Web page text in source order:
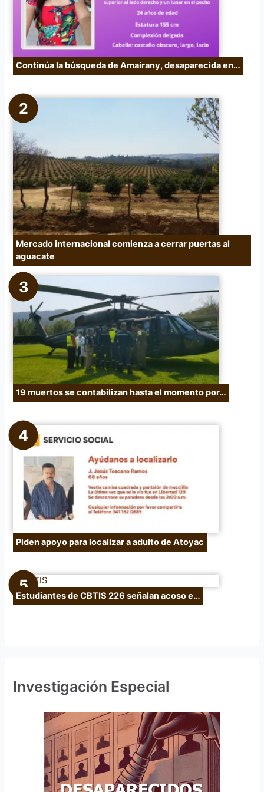
Continúa la búsqueda de Amairany, desaparecida en…
Mercado internacional comienza a cerrar puertas al
aguacate
19 muertos se contabilizan hasta el momento por…
Piden apoyo para localizar a adulto de Atoyac
Estudiantes de CBTIS 226 señalan acoso e…
Investigación Especial